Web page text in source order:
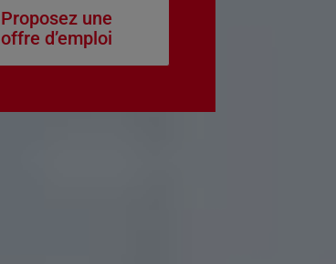
Proposez une
offre d’emploi